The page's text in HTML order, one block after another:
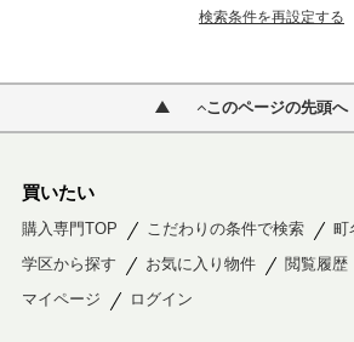
検索条件を再設定する
このページの先頭へ
買いたい
購入専門TOP こだわりの条件で検索
町
学区から探す
お気に入り物件 閲覧履歴
マイページ
ログイン